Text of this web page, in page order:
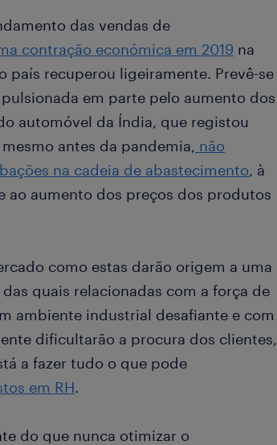
das vendas de
contração económica em 2019 na
país recuperou ligeiramente. Prevê-se
em parte pelo aumento dos
automóvel da Índia, que registou
antes da pandemia, não
na cadeia de abastecimento, à
ao aumento dos preços dos produtos
como estas darão origem a uma
quais relacionadas com a força de
ambiente industrial desafiante e com
dificultarão a procura dos clientes,
a fazer tudo o que pode
em RH.
do que nunca otimizar o